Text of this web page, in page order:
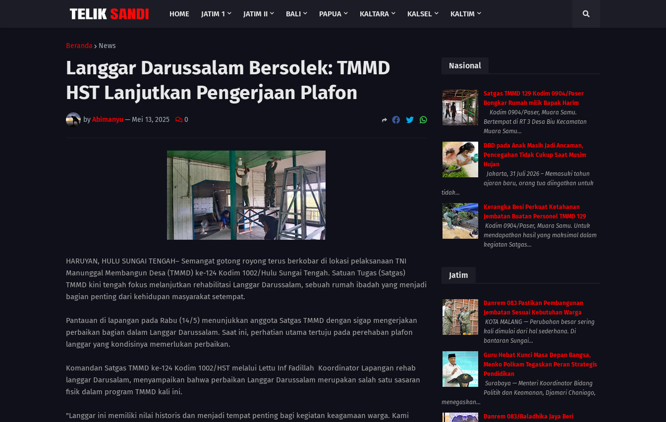
HOME JATIM 1 JATIM II BALI PAPUA KALTARA KALSEL KALTIM
Beranda News
Langgar Darussalam Bersolek: TMMD
HST Lanjutkan Pengerjaan Plafon
byAbimanyu — Mei 13, 2025 0
HARUYAN, HULU SUNGAI TENGAH– Semangat gotong royong terus berkobar di lokasi pelaksanaan TNI
Manunggal Membangun Desa (TMMD) ke-124 Kodim 1002/Hulu Sungai Tengah. Satuan Tugas (Satgas)
TMMD kini tengah fokus melanjutkan rehabilitasi Langgar Darussalam, sebuah rumah ibadah yang menjadi
bagian penting dari kehidupan masyarakat setempat.
Pantauan di lapangan pada Rabu (14/5) menunjukkan anggota Satgas TMMD dengan sigap mengerjakan
perbaikan bagian dalam Langgar Darussalam. Saat ini, perhatian utama tertuju pada perehaban plafon
langgar yang kondisinya memerlukan perbaikan.
Komandan Satgas TMMD ke-124 Kodim 1002/HST melalui Lettu Inf Fadillah Koordinator Lapangan rehab
langgar Darusalam, menyampaikan bahwa perbaikan Langgar Darussalam merupakan salah satu sasaran
fisik dalam program TMMD kali ini.
"Langgar ini memiliki nilai historis dan menjadi tempat penting bagi kegiatan keagamaan warga. Kami
Nasional
Satgas TMMD 129 Kodim 0904/Paser
Bongkar Rumah milik Bapak Harim
Kodim 0904/Paser, Muara Samu.
Bertempat di RT 3 Desa Biu Kecamatan
Muara Samu...
DBD pada Anak Masih Jadi Ancaman,
Pencegahan Tidak Cukup Saat Musim
Hujan
Jakarta, 31 Juli 2026 – Memasuki tahun
ajaran baru, orang tua diingatkan untuk
tidak...
Kerangka Besi Perkuat Ketahanan
Jembatan Buatan Personel TMMD 129
Kodim 0904/Paser, Muara Samu. Untuk
mendapatkan hasil yang maksimal dalam
kegiatan Satgas...
Jatim
Danrem 083 Pastikan Pembangunan
Jembatan Sesuai Kebutuhan Warga
KOTA MALANG — Perubahan besar sering
kali dimulai dari hal sederhana. Di
bantaran Sungai...
Guru Hebat Kunci Masa Depan Bangsa,
Menko Polkam Tegaskan Peran Strategis
Pendidikan
Surabaya — Menteri Koordinator Bidang
Politik dan Keamanan, Djamari Chaniago,
menegaskan...
Danrem 083/Baladhika Jaya Beri